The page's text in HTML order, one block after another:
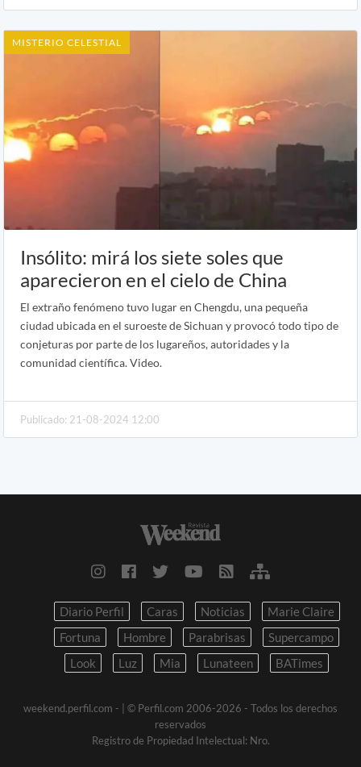
MISTERIO CELESTIAL
Insólito: mirá los siete soles que
aparecieron en el cielo de China
El extraño fenómeno tuvo lugar en Chengdu, una pequeña
ciudad ubicada en el suroeste de Sichuan y provocó todo tipo de
conjeturas por parte de los lugareños, autoridades y la
comunidad científica. Video.
Publicado: 21-08-2024 12:00
Diario Perfil Caras Noticias
Marie Claire
Fortuna
Hombre Parabrisas
Supercampo
Look
Luz Mia Lunateen BATimes
weekend.perfil.com - | © Perfil.com 2006-2026 - Todos los derechos
reservados
Registro de Propiedad Intelectual: Nro.